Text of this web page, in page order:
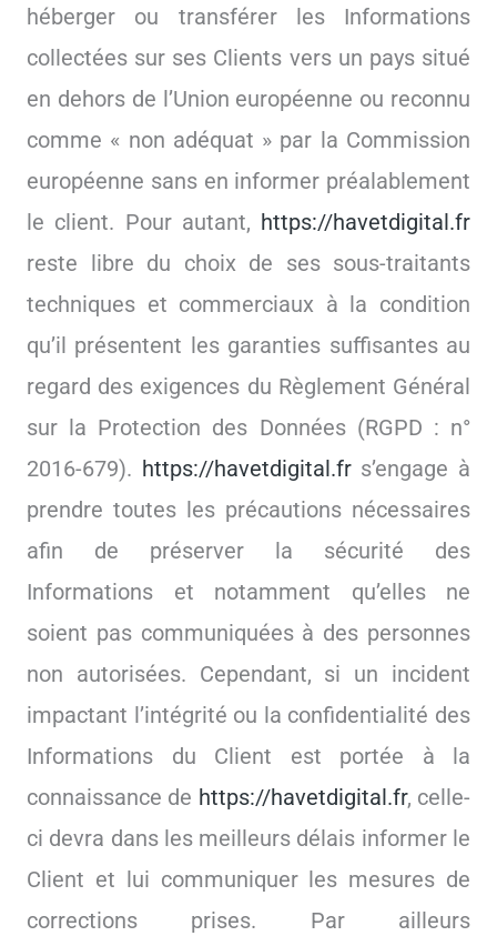
héberger ou transférer les Informations
collectées sur ses Clients vers un pays situé
en dehors de l’Union européenne ou reconnu
comme « non adéquat » par la Commission
européenne sans en informer préalablement
le client. Pour autant, https://havetdigital.fr
reste libre du choix de ses sous-traitants
techniques et commerciaux à la condition
qu’il présentent les garanties suffisantes au
regard des exigences du Règlement Général
sur la Protection des Données (RGPD : n°
2016-679). https://havetdigital.frs’engage à
prendre toutes les précautions nécessaires
afin de préserver la sécurité des
Informations et notamment qu’elles ne
soient pas communiquées à des personnes
non autorisées. Cependant, si un incident
impactant l’intégrité ou la confidentialité des
Informations du Client est portée à la
connaissance de https://havetdigital.fr, celle-
ci devra dans les meilleurs délais informer le
Client et lui communiquer les mesures de
corrections prises. Par ailleurs